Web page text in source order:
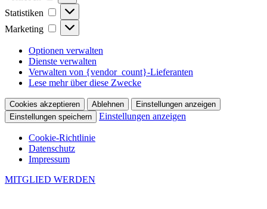
Statistiken Statistiken
Marketing Marketing
Optionen verwalten
Dienste verwalten
Verwalten von {vendor_count}-Lieferanten
Lese mehr über diese Zwecke
Cookies akzeptieren Ablehnen
Einstellungen anzeigen
Einstellungen speichern
Einstellungen anzeigen
Cookie-Richtlinie
Datenschutz
Impressum
MITGLIED WERDEN